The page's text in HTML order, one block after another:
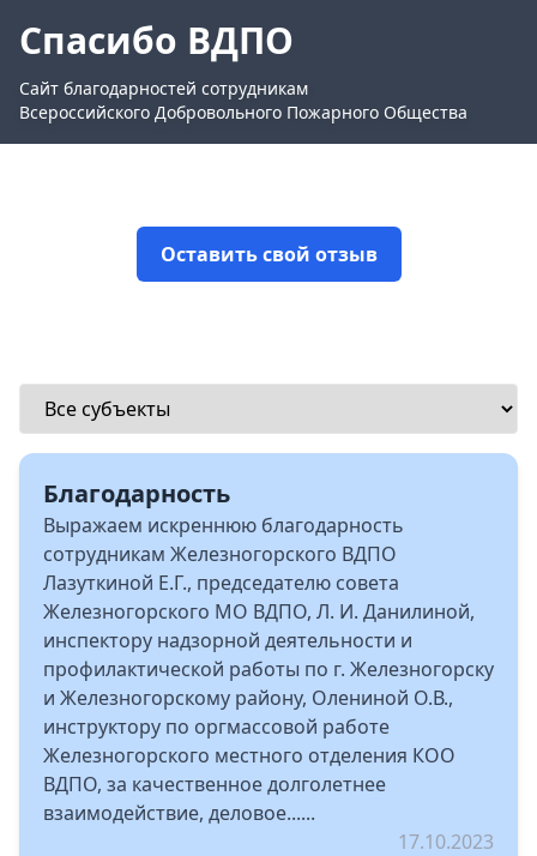
Спасибо ВДПО
Сайт благодарностей сотрудникам
Всероссийского Добровольного Пожарного Общества
Оставить свой отзыв
Благодарность
Выражаем искреннюю благодарность
сотрудникам Железногорского ВДПО
Лазуткиной Е.Г., председателю совета
Железногорского МО ВДПО, Л. И. Данилиной,
инспектору надзорной деятельности и
профилактической работы по г. Железногорску
и Железногорскому району, Олениной О.В.,
инструктору по оргмассовой работе
Железногорского местного отделения КОО
ВДПО, за качественное долголетнее
взаимодействие, деловое......
17.10.2023